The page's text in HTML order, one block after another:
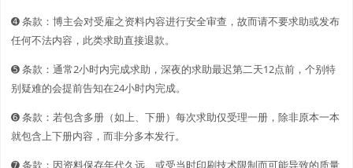
➍ 条款：博主会对受雇之资料内容进行安全审查，故而请不要求助或发布
任何不法内容，此类求助直接退款。
➎ 条款：通常2小时内完成求助，深夜的求助最迟第二天12点前，个别特
别疑难的会提前告知在24小时内完成。
➏ 条款：若包含多册（如上、下册）每次求助仅受理一册，除非原本一本
就包含上下册内容，而非分多本发行。
➐ 条款：因资料保存年代久远、或受当时印刷技术限制而可能导致的质量